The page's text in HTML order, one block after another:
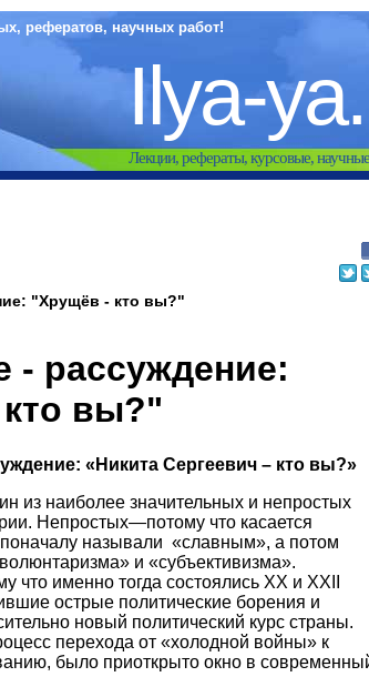
рефератов, научных работ!
Ilya-
Лекции, рефераты, курсовые,
"Хрущёв - кто вы?"
- рассуждение:
вы?"
«Никита Сергеевич – кто вы?»
из наиболее значительных и непростых
Непростых—потому что касается
поначалу называли «славным», а потом
и «субъективизма».
что именно тогда состоялись ХХ и ХХII
острые политические борения и
новый политический курс страны.
перехода от «холодной войны» к
было приоткрыто окно в